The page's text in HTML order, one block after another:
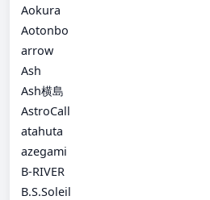
Aokura
Aotonbo
arrow
Ash
Ash横島
AstroCall
atahuta
azegami
B-RIVER
B.S.Soleil